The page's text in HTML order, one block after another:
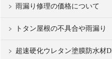
雨漏り修理の価格について
トタン屋根の不具合や雨漏り
超速硬化ウレタン塗膜防水材